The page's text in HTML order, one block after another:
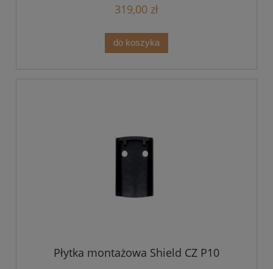
319,00 zł
do koszyka
Płytka montażowa Shield CZ P10